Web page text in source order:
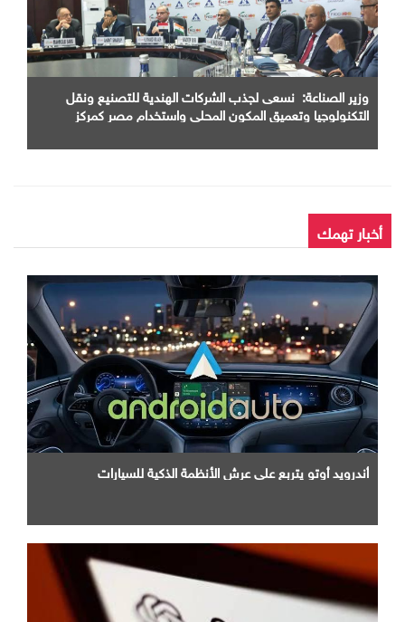
وزير الصناعة: نسعى لجذب الشركات الهندية للتصنيع ونقل
التكنولوجيا وتعميق المكون المحلي واستخدام مصر كمركز
أخبار تهمك
أندرويد أوتو يتربع علي عرش الأنظمة الذكية للسيارات